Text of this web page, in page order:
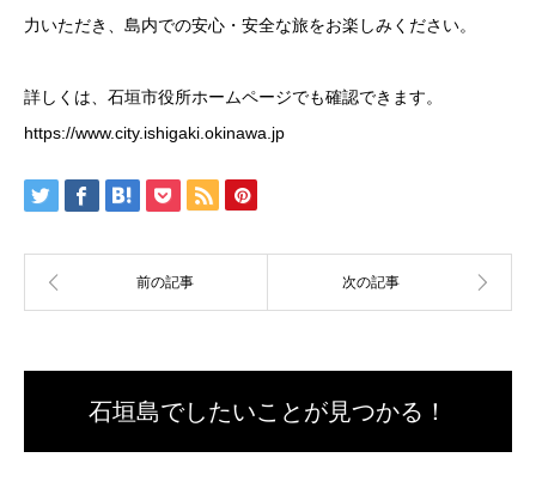
力いただき、島内での安心・安全な旅をお楽しみください。
詳しくは、石垣市役所ホームページでも確認できます。
https://www.city.ishigaki.okinawa.jp
石垣島でしたいことが見つかる！